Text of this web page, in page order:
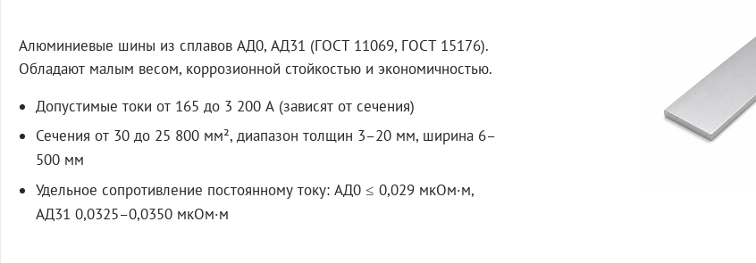
Алюминиевые шины из сплавов АД0, АД31 (ГОСТ 11069, ГОСТ 15176).
Обладают малым весом, коррозионной стойкостью и экономичностью.
Допустимые токи от 165 до 3 200 А (зависят от сечения)
Сечения от 30 до 25 800 мм², диапазон толщин 3–20 мм, ширина 6–
500 мм
Удельное сопротивление постоянному току: АД0 ≤ 0,029 мкОм·м,
АД31 0,0325–0,0350 мкОм·м